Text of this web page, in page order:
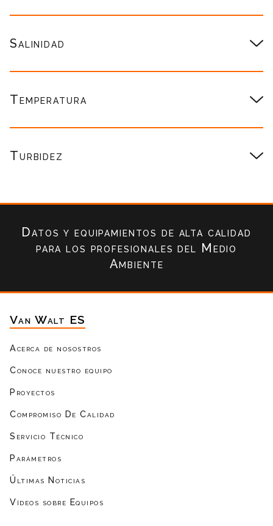
Salinidad
Temperatura
Turbidez
Datos y equipamientos de alta calidad
para los profesionales del Medio
Ambiente
Van Walt ES
Acerca de nosostros
Conoce nuestro equipo
Proyectos
Compromiso De Calidad
Servicio Técnico
Parámetros
Ültimas Noticias
Vídeos sobre Equipos